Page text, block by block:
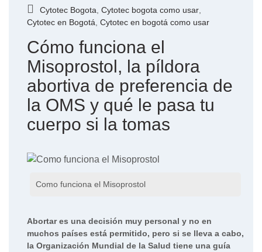
Cytotec Bogota Cytotec bogota como usar
Cytotec en Bogotá Cytotec en bogotá como usar
Cómo funciona el
Misoprostol, la píldora
abortiva de preferencia de
la OMS y qué le pasa tu
cuerpo si la tomas
Como funciona el Misoprostol
Abortar es una decisión muy personal y no en
muchos países está permitido, pero si se lleva a cabo,
la Organización Mundial de la Salud tiene una guía